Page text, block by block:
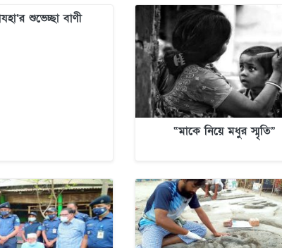
শুভেচ্ছা বাণী
“মাকে নিয়ে মধুর স্মৃতি”